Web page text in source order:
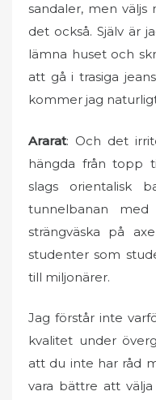
sandaler, men väljs
det också. Själv är
lämna huset och
att gå i trasiga
kommer jag
Ararat: Och det
hängda från topp
slags orientalisk
tunnelbanan
strängväska på
studenter som
till miljonärer.
Jag förstår inte
kvalitet under
att du inte har råd
vara bättre att